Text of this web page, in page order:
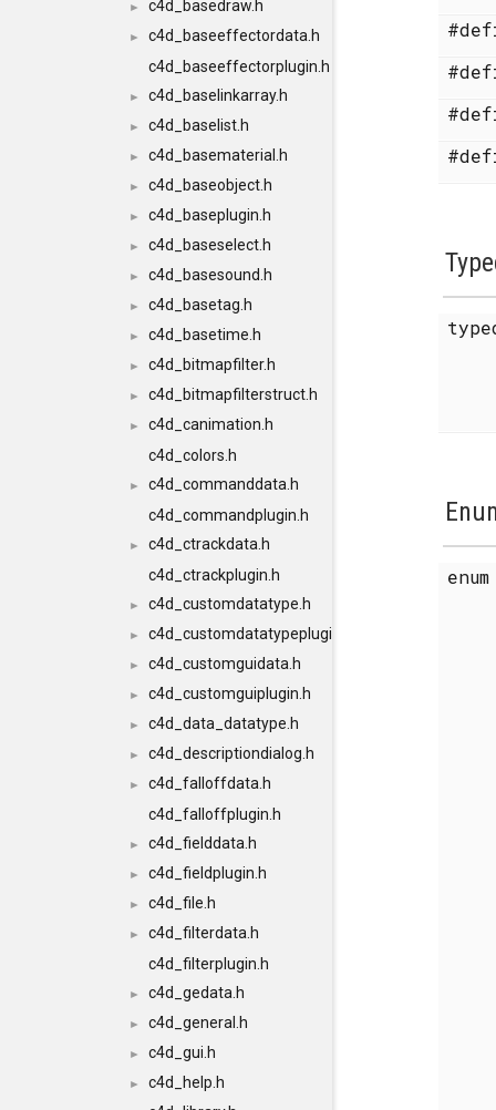
► c4d_basedraw.h
►
c4d_baseeffectordata.h
c4d_baseeffectorplugin.h
► c4d_baselinkarray.h
► c4d_baselist.h
► c4d_basematerial.h
► c4d_baseobject.h
► c4d_baseplugin.h
► c4d_baseselect.h
► c4d_basesound.h
► c4d_basetag.h
► c4d_basetime.h
► c4d_bitmapfilter.h
► c4d_bitmapfilterstruct.h
►
c4d_canimation.h
c4d_colors.h
►
c4d_commanddata.h
c4d_commandplugin.h
►
c4d_ctrackdata.h
c4d_ctrackplugin.h
► c4d_customdatatype.h
► c4d_customdatatypeplugin.h
► c4d_customguidata.h
► c4d_customguiplugin.h
► c4d_data_datatype.h
► c4d_descriptiondialog.h
►
c4d_falloffdata.h
c4d_falloffplugin.h
► c4d_fielddata.h
► c4d_fieldplugin.h
► c4d_file.h
►
c4d_filterdata.h
c4d_filterplugin.h
► c4d_gedata.h
► c4d_general.h
► c4d_gui.h
► c4d_help.h